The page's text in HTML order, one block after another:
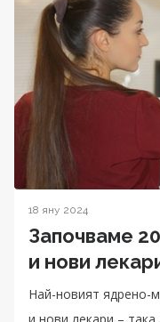
18 яну 2024
Започваме
и нови
Най-новият ядрено-